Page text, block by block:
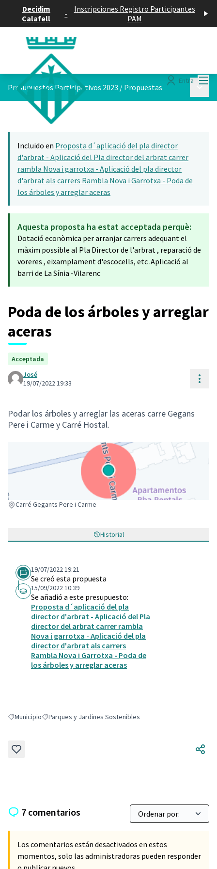
Decidim
Calafell
-
Inscripciones Registro Participantes
PAM
Entra
Presupuestos Participativos 2023 / Propuestas
Incluido en Proposta d´aplicació del pla director
d'arbrat - Aplicació del Pla director del arbrat carrer
rambla Nova i garrotxa - Aplicació del pla director
d'arbrat als carrers Rambla Nova i Garrotxa - Poda de
los árboles y arreglar aceras
Aquesta proposta ha estat acceptada perquè:
Dotació econòmica per arranjar carrers adequant el
màxim possible al Pla Director de l'arbrat , reparació de
voreres , eixamplament d'escocells, etc .Aplicació al
barri de La Sínia -Vilarenc
Poda de los árboles y arreglar
aceras
Acceptada
José
19/07/2022 19:33
Podar los árboles y arreglar las aceras carre Gegans
Pere i Carme y Carré Hostal.
Carré Gegants Pere i Carme
(Enlace externo)
Historial
19/07/2022 19:21
Se creó esta propuesta
15/09/2022 10:39
Se añadió a este presupuesto:
Proposta d´aplicació del pla
director d'arbrat - Aplicació del Pla
director del arbrat carrer rambla
Nova i garrotxa - Aplicació del pla
director d'arbrat als carrers
Rambla Nova i Garrotxa - Poda de
los árboles y arreglar aceras
Resultados al filtrar por: Municipio
MunicipioResultados al filtrar por: Parques y Jardines Sostenibles
Parques y Jardines Sostenibles
7 comentarios
Los comentarios están desactivados en estos
momentos, solo las administradoras pueden responder